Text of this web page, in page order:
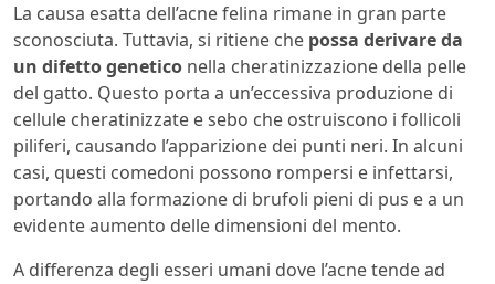
La causa esatta dell’acne felina rimane in gran parte
sconosciuta. Tuttavia, si ritiene che possa derivare da
un difetto genetico nella cheratinizzazione della pelle
del gatto. Questo porta a un’eccessiva produzione di
cellule cheratinizzate e sebo che ostruiscono i follicoli
piliferi, causando l’apparizione dei punti neri. In alcuni
casi, questi comedoni possono rompersi e infettarsi,
portando alla formazione di brufoli pieni di pus e a un
evidente aumento delle dimensioni del mento.
A differenza degli esseri umani dove l’acne tende ad